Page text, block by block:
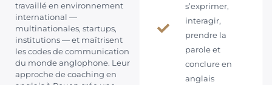
travaillé en environnement
international —
multinationales, startups,
institutions — et maîtrisent
les codes de communication
du monde anglophone. Leur
approche de coaching en
s’exprimer,
interagir,
prendre la
parole et
conclure en
anglais